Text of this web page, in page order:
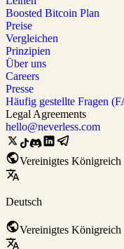
Boosted Bitcoin Plan
Preise
Vergleichen
Prinzipien
Über uns
Careers
Presse
Häufig gestellte Fragen
Legal Agreements
hello@neverless.com
Vereinigtes Königreich
Deutsch
Vereinigtes Königreich